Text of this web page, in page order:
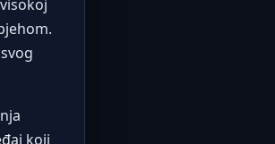
koji